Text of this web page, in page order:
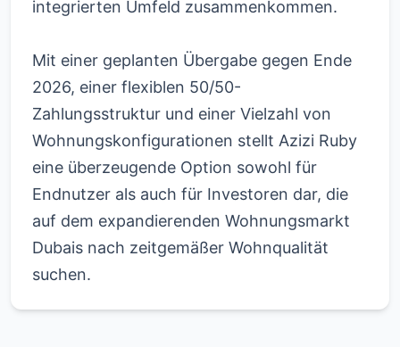
integrierten Umfeld zusammenkommen.
Mit einer geplanten Übergabe gegen Ende
2026, einer flexiblen 50/50-
Zahlungsstruktur und einer Vielzahl von
Wohnungskonfigurationen stellt Azizi Ruby
eine überzeugende Option sowohl für
Endnutzer als auch für Investoren dar, die
auf dem expandierenden Wohnungsmarkt
Dubais nach zeitgemäßer Wohnqualität
suchen.